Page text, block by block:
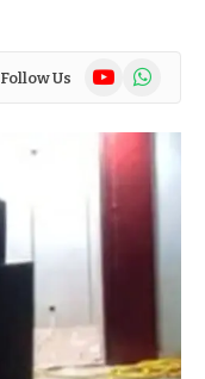
Follow Us YouTubeWhatsApp